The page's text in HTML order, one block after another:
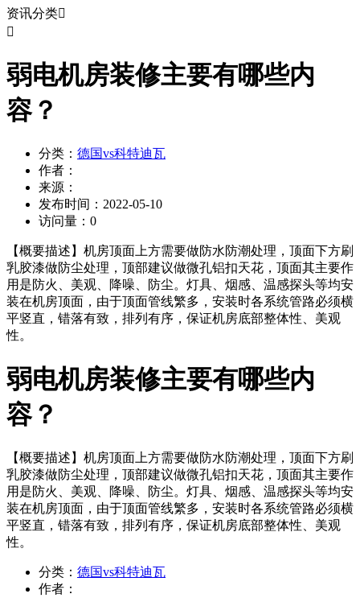
资讯分类

弱电机房装修主要有哪些内
容？
分类： 德国vs科特迪瓦
作者：
来源：
发布时间： 2022-05-10
访问量： 0
【概要描述】 机房顶面上方需要做防水防潮处理，顶面下方刷
乳胶漆做防尘处理，顶部建议做微孔铝扣天花，顶面其主要作
用是防火、美观、降噪、防尘。灯具、烟感、温感探头等均安
装在机房顶面，由于顶面管线繁多，安装时各系统管路必须横
平竖直，错落有致，排列有序，保证机房底部整体性、美观
性。
弱电机房装修主要有哪些内
容？
【概要描述】 机房顶面上方需要做防水防潮处理，顶面下方刷
乳胶漆做防尘处理，顶部建议做微孔铝扣天花，顶面其主要作
用是防火、美观、降噪、防尘。灯具、烟感、温感探头等均安
装在机房顶面，由于顶面管线繁多，安装时各系统管路必须横
平竖直，错落有致，排列有序，保证机房底部整体性、美观
性。
分类： 德国vs科特迪瓦
作者：